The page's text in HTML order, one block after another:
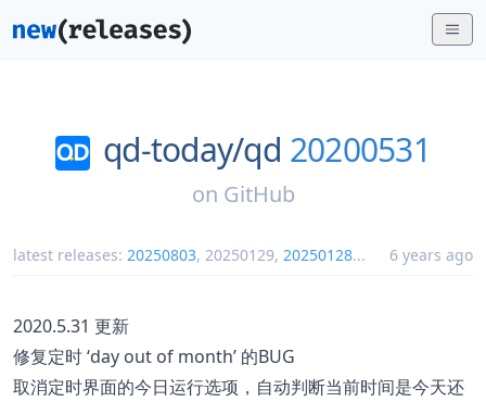
qd-today/qd 20200531
on GitHub
latest releases: 20250803, 20250129, 20250128... 6 years ago
2020.5.31 更新
修复定时 ‘day out of month’ 的BUG
取消定时界面的今日运行选项，自动判断当前时间是今天还